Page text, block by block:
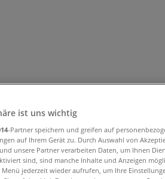
Elektromärkte
BabyAuto, Motorrad und
ist uns wichtig
-Partner speichern und greifen auf
auf Ihrem Gerät zu. Durch Auswahl von
unsere Partner verarbeiten Daten, um Ihnen
sind, sind manche Inhalte und Anzeigen
Menü jederzeit wieder aufrufen, um Ihre